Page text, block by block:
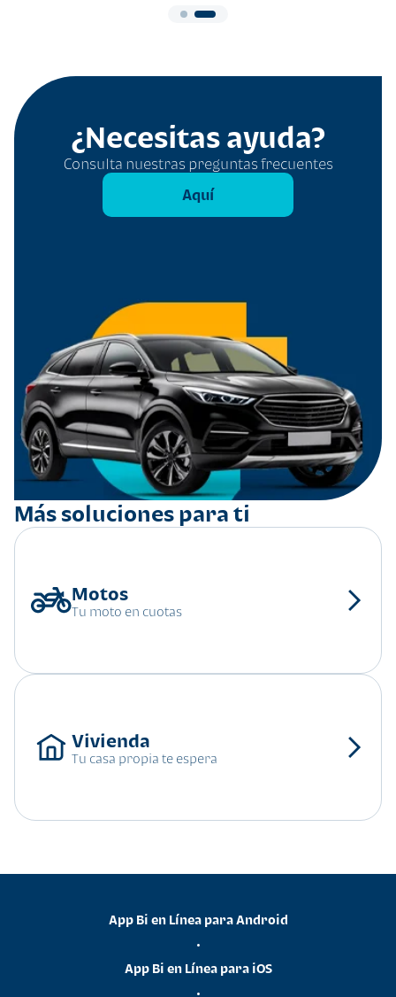
¿Necesitas ayuda?
Consulta nuestras preguntas frecuentes
Aquí
Más soluciones para ti
Tu moto en cuotas
Tu casa propia te espera
App Bi en Línea para Android
•
App Bi en Línea para iOS
•